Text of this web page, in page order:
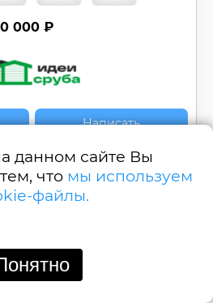
000 ₽
Написать
террасой с тремя
данном сайте Вы
что мы используем
файлы.